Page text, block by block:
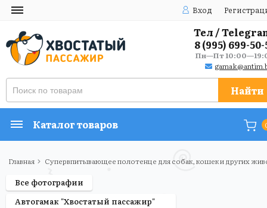
Вход
Тел /
8 (995) 699-50-
Пн—Пт
Найти
Каталог товаров
Главная Супервпитывающее полотенце для собак, кошек и других
Все фотографии
Автогамак "Хвостатый пассажир"